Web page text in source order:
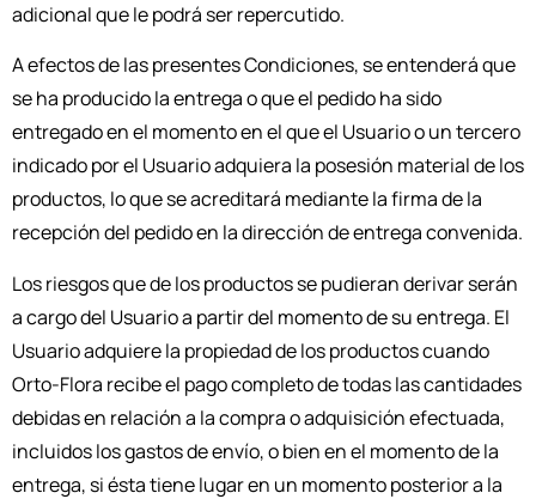
adicional que le podrá ser repercutido.
A efectos de las presentes Condiciones, se entenderá que
se ha producido la entrega o que el pedido ha sido
entregado en el momento en el que el Usuario o un tercero
indicado por el Usuario adquiera la posesión material de los
productos, lo que se acreditará mediante la firma de la
recepción del pedido en la dirección de entrega convenida.
Los riesgos que de los productos se pudieran derivar serán
a cargo del Usuario a partir del momento de su entrega. El
Usuario adquiere la propiedad de los productos cuando
Orto-Flora recibe el pago completo de todas las cantidades
debidas en relación a la compra o adquisición efectuada,
incluidos los gastos de envío, o bien en el momento de la
entrega, si ésta tiene lugar en un momento posterior a la